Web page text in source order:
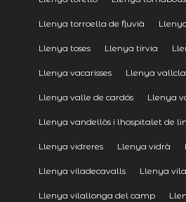
Llenya torroella de fluvià
Llenya toses Llenya tírvia
Llenya vacarisses Llenya
Llenya valle de cardós Llenya
Llenya vandellòs i lhospitalet de
Llenya vidreres Llenya vidrà
Llenya viladecavalls Llenya
Llenya vilallonga del camp